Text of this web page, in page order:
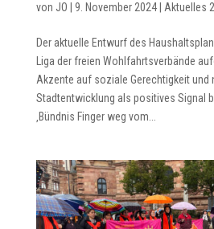
von JO 9. November 2024| Aktuelles
Der aktuelle Entwurf des
Liga der freien Wohlfahrtsverbände
Akzente auf soziale Gerechtigkeit und
Stadtentwicklung als positives Signal
‚Bündnis Finger weg vom...